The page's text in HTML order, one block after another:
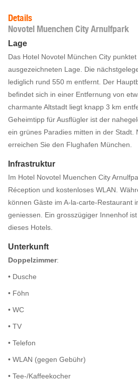
Details
Novotel Muenchen City Arnulfpark
Lage
Das Hotel Novotel München City
ausgezeichneten Lage. Die
lediglich rund 550 m entfernt. Der
befindet sich in einer Entfernung von
charmante Altstadt liegt knapp 3 km
Geheimtipp für Ausflügler ist der
ein grünes Paradies mitten in der Stadt.
erreichen Sie den Flughafen München.
Infrastruktur
Im Hotel Novotel Muenchen City
Réception und kostenloses WLAN.
können Gäste im A-la-carte-Restaurant
geniessen. Ein grosszügiger Innenhof
dieses Hotels.
Unterkunft
Doppelzimmer:
• Dusche
• Föhn
• WC
• TV
• Telefon
• WLAN (gegen Gebühr)
• Tee-/Kaffeekocher